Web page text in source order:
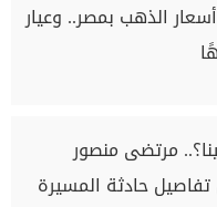
الذهب بمصر.. وعيار
مرتضى منصور
حادثة المسيرة